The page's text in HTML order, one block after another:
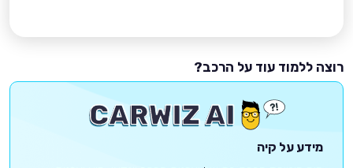
רוצה ללמוד עוד על הרכב?
מידע על קיה